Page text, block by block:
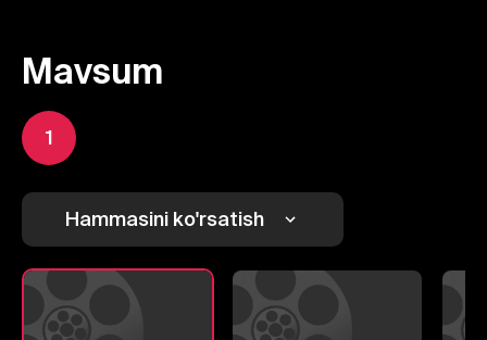
Mavsum
1
Hammasini ko'rsatish
1 2
Yuborish